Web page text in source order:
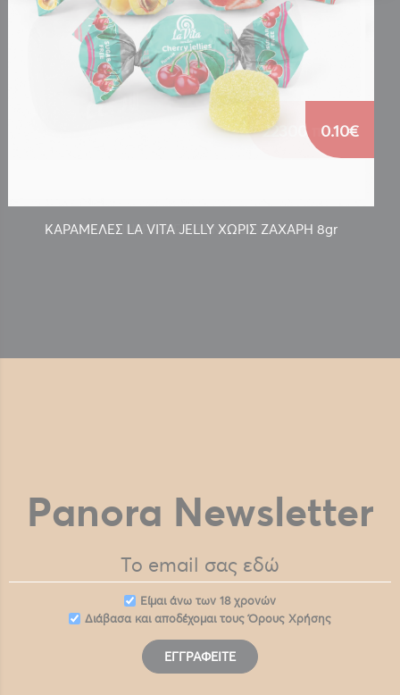
ΚΑΡΑΜΕΛΕΣ LA VITA JELLY ΧΩΡΙΣ ΖΑΧΑΡΗ 8gr
0.10€
Panora Newsletter
Eίμαι άνω των 18 χρονών
Διάβασα και αποδέχομαι τουςΌρους Χρήσης
ΕΓΓΡΑΦΕΊΤΕ